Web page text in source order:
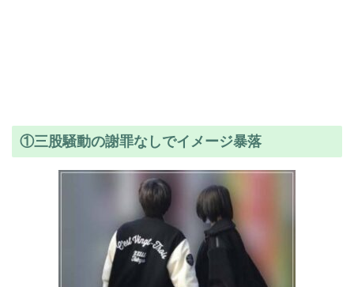
①三股騒動の謝罪なしでイメージ暴落